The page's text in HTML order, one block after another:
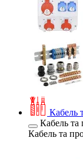
Кабель
Кабель та
Кабель та